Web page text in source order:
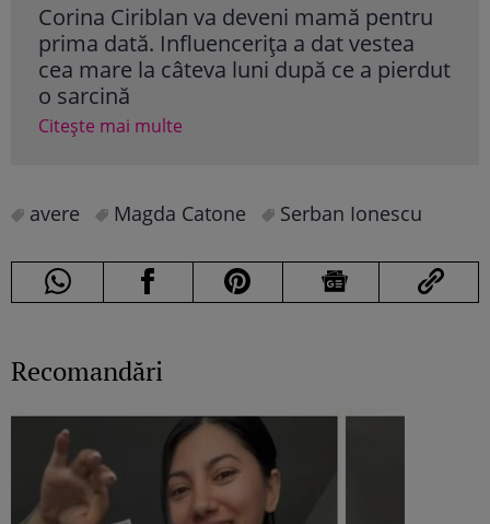
Corina Ciriblan va deveni mamă pentru
prima dată. Influencerița a dat vestea
cea mare la câteva luni după ce a pierdut
o sarcină
Citește mai multe
avere Magda Catone Serban Ionescu
Recomandări